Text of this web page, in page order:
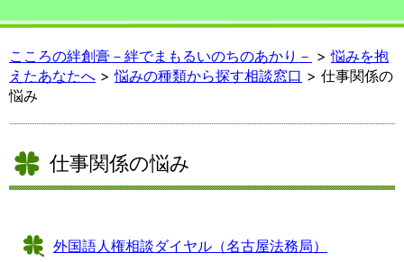
こころの絆創膏－絆でまもるいのちのあかり－ >悩みを抱
えたあなたへ >悩みの種類から探す相談窓口 > 仕事関係の
悩み
仕事関係の悩み
外国語人権相談ダイヤル（名古屋法務局）